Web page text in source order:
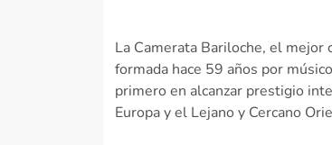
La Camerata Bariloche, el mejor
formada hace 59 años por
primero en alcanzar prestigio
Europa y el Lejano y Cercano